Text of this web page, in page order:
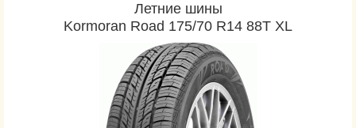
Летние шины
Kormoran Road 175/70 R14 88T XL